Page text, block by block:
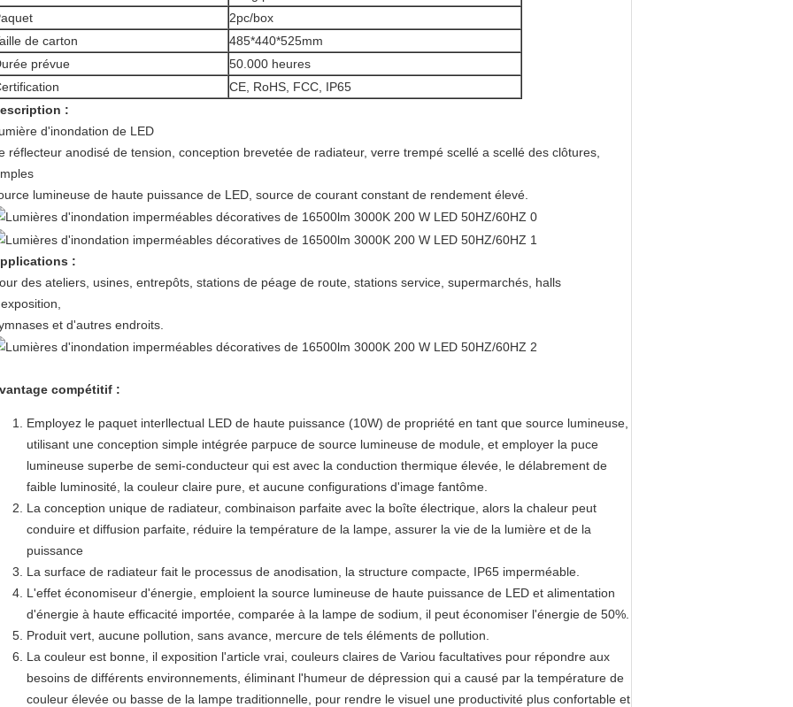
2pc/box
de carton
485*440*525mm
prévue
50.000 heures
CE, RoHS, FCC, IP65
:
d'inondation de LED
réflecteur anodisé de tension, conception brevetée de radiateur, verre trempé scellé a scellé des clôtures,
lumineuse de haute puissance de LED, source de courant constant de rendement élevé.
:
des ateliers, usines, entrepôts, stations de péage de route, stations service, supermarchés, halls
et d'autres endroits.
compétitif :
Employez le paquet interllectual LED de haute puissance (10W) de propriété en tant que source lumineuse,
utilisant une conception simple intégrée parpuce de source lumineuse de module, et employer la puce
lumineuse superbe de semi-conducteur qui est avec la conduction thermique élevée, le délabrement de
faible luminosité, la couleur claire pure, et aucune configurations d'image fantôme.
La conception unique de radiateur, combinaison parfaite avec la boîte électrique, alors la chaleur peut
conduire et diffusion parfaite, réduire la température de la lampe, assurer la vie de la lumière et de la
puissance
La surface de radiateur fait le processus de anodisation, la structure compacte, IP65 imperméable.
L'effet économiseur d'énergie, emploient la source lumineuse de haute puissance de LED et alimentation
d'énergie à haute efficacité importée, comparée à la lampe de sodium, il peut économiser l'énergie de 50%.
Produit vert, aucune pollution, sans avance, mercure de tels éléments de pollution.
La couleur est bonne, il exposition l'article vrai, couleurs claires de Variou facultatives pour répondre aux
besoins de différents environnements, éliminant l'humeur de dépression qui a causé par la température de
couleur élevée ou basse de la lampe traditionnelle, pour rendre le visuel une productivité plus confortable et